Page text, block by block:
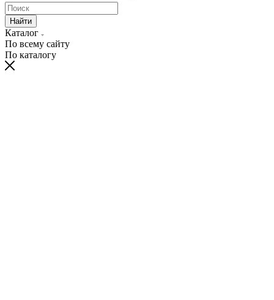
Найти
Каталог
По всему сайту
По каталогу